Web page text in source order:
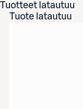
Tuotteet latautuu
Tuote latautuu